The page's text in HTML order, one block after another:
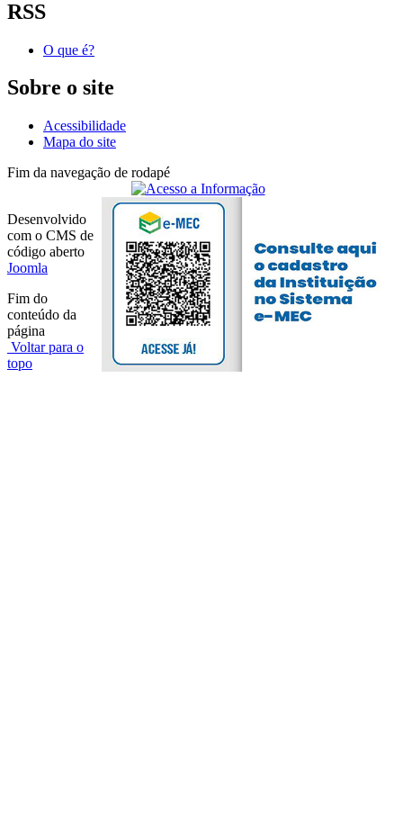
RSS
O que é?
Sobre o site
Acessibilidade
Mapa do site
Fim da navegação de rodapé
Desenvolvido
com o CMS de
código aberto
Joomla
Fim do
conteúdo da
página
Voltar para o
topo